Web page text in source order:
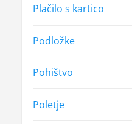
Plačilo s kartico
Podložke
Pohištvo
Poletje